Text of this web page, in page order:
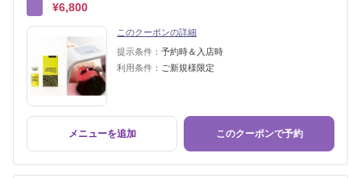
¥6,800
このクーポンの詳細
提示条件： 予約時＆入店時
利用条件： ご新規様限定
メニューを追加 このクーポンで予約